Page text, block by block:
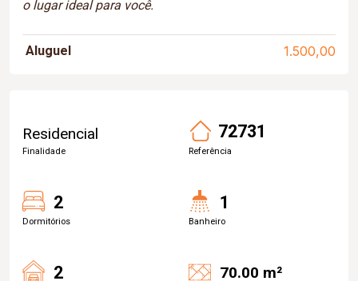
o lugar ideal para você.
Aluguel 1.500,00
Residencial
Finalidade
72731
Referência
2
Dormitórios
1
Banheiro
2 70.00 m²